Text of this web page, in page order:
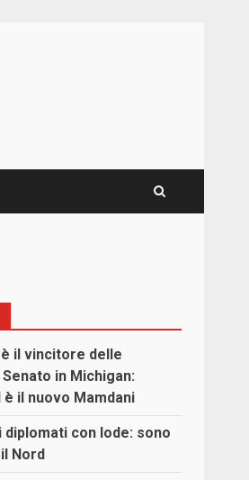
è il vincitore delle
in Michigan:
il nuovo Mamdani
con lode: sono
Nord